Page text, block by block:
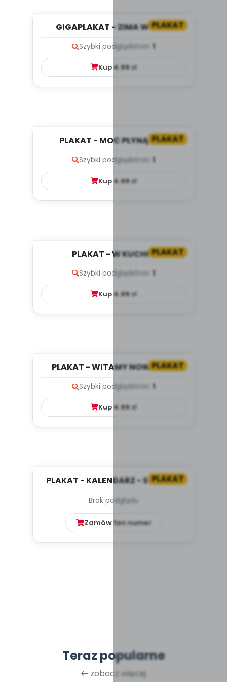
PLAKAT
GIGAPLAKAT - ZIMA W LESIE
Szybki podglądstron: 1
Kup4.99zł
PLAKAT
PLAKAT - MOC PŁYNĄCA Z
Szybki podglądstron: 1
Kup4.99zł
PLAKAT
PLAKAT - W KUCHNI
Szybki podglądstron: 1
Kup4.99zł
PLAKAT
PLAKAT - WITAMY NOWY ROK
Szybki podgląd stron: 1
Kup 4.99zł
PLAKAT
PLAKAT - KALENDARZ - STYCZEŃ
Brak podglądu
Zamów ten numer
Teraz popularne
zobacz więcej